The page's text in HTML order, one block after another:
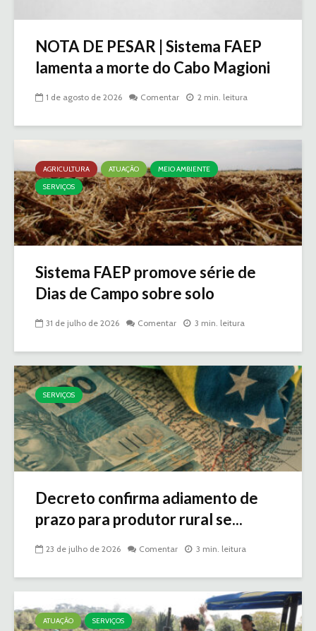
NOTA DE PESAR | Sistema FAEP
lamenta a morte do Cabo Magioni
1 de agosto de 2026 Comentar 2 min. leitura
AGRICULTURA ATUAÇÃO
MEIO AMBIENTE
SERVIÇOS
Sistema FAEP promove série de
Dias de Campo sobre solo
31 de julho de 2026 Comentar 3 min. leitura
SERVIÇOS
Decreto confirma adiamento de
prazo para produtor rural se...
23 de julho de 2026 Comentar 3 min. leitura
ATUAÇÃO SERVIÇOS